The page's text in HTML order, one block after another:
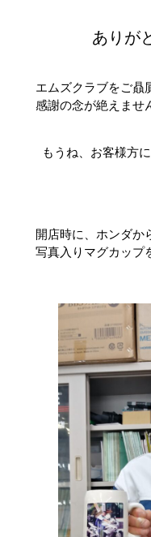
ありが
エムズクラブをご贔
感謝の念が絶えませ
もうね、お客様方
開店時に、ホンダか
写真入りマグカップ